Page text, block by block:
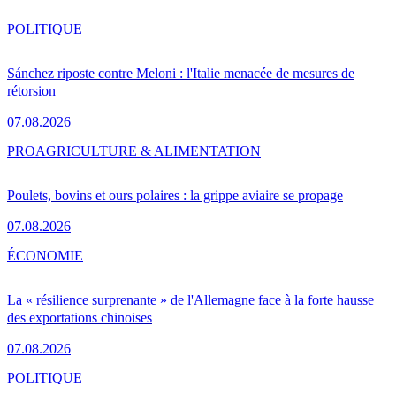
Sánchez riposte contre Meloni : l'Italie menacée de mesures de
rétorsion
07.08.2026
POLITIQUE
Poulets, bovins et ours polaires : la grippe aviaire se propage
07.08.2026
PROAGRICULTURE & ALIMENTATION
La « résilience surprenante » de l'Allemagne face à la forte hausse
des exportations chinoises
07.08.2026
ÉCONOMIE
POLITIQUE